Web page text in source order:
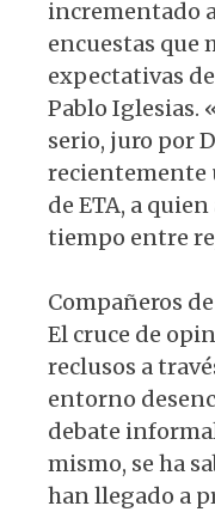
incrementado
encuestas que
expectativas
Pablo Iglesias.
serio, juro por
recientemente
de ETA, a
tiempo entre
Compañeros
El cruce de
reclusos a
entorno
debate
mismo, se ha
han llegado a